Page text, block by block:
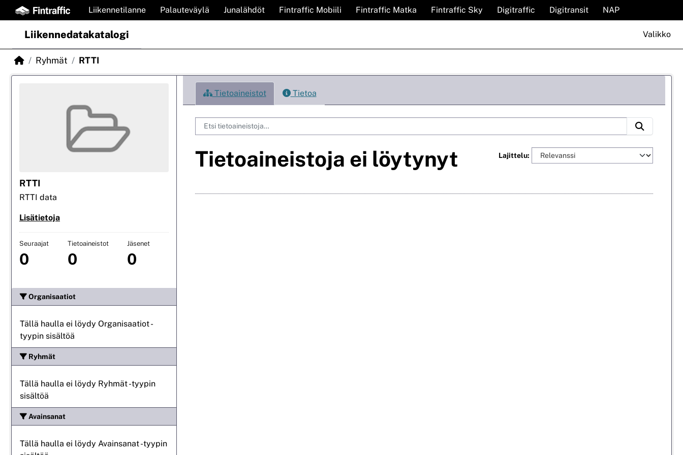
Skip to main content Liikennetilanne Palauteväylä Junalähdöt Fintraffic Mobiili Fintraffic Matka Fintraffic Sky Digitraffic Digitransit NAP
Liikennedatakatalogi Valikko
Ryhmät RTTI
RTTI
RTTI data
Lisätietoja
Seuraajat
0
Tietoaineistot
0
Jäsenet
0
Organisaatiot
Tällä haulla ei löydy Organisaatiot -
tyypin sisältöä
Ryhmät
Tällä haulla ei löydy Ryhmät -tyypin
sisältöä
Avainsanat
Tällä haulla ei löydy Avainsanat -tyypin
Tietoaineistot Tietoa
Lajittelu
Tietoaineistoja ei löytynyt